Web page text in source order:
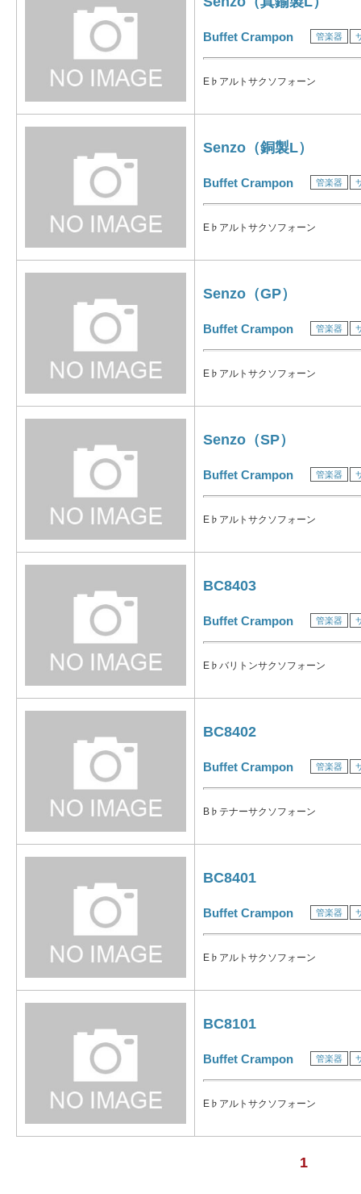
Buffet Crampon 管楽器
E♭アルトサクソフォーン
Senzo（銅製L）
Buffet Crampon 管楽器
E♭アルトサクソフォーン
Senzo（GP）
Buffet Crampon 管楽器
E♭アルトサクソフォーン
Senzo（SP）
Buffet Crampon 管楽器
E♭アルトサクソフォーン
BC8403
Buffet Crampon 管楽器
E♭バリトンサクソフォーン
BC8402
Buffet Crampon 管楽器
B♭テナーサクソフォーン
BC8401
Buffet Crampon 管楽器
E♭アルトサクソフォーン
BC8101
Buffet Crampon 管楽器
E♭アルトサクソフォーン
1